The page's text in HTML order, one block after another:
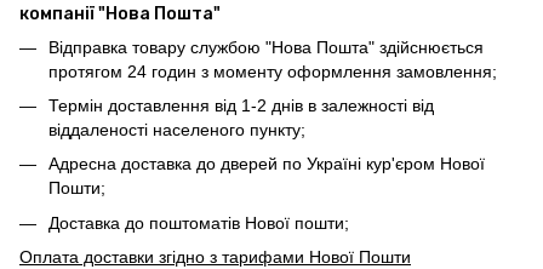
компанії "Нова Пошта"
Відправка товару службою "Нова Пошта" здійснюється
протягом 24 годин з моменту оформлення замовлення;
Термін доставлення від 1-2 днів в залежності від
віддаленості населеного пункту;
Адресна доставка до дверей по Україні кур'єром Нової
Пошти;
Доставка до поштоматів Нової пошти;
Оплата доставки згідно з тарифами Нової Пошти